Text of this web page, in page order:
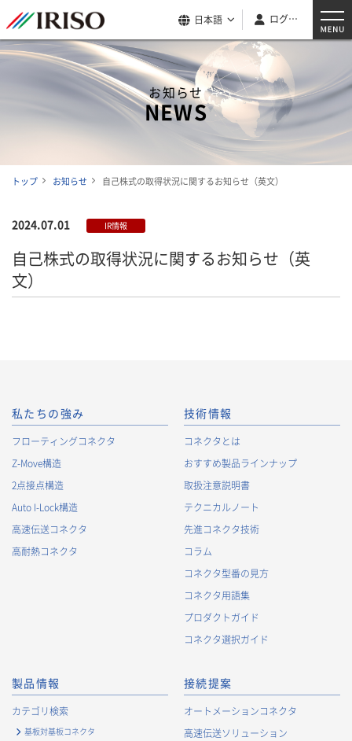
日本語 ログイン
お知らせ
NEWS
トップ お知らせ 自己株式の取得状況に関するお知らせ（英文）
2024.07.01 IR情報
自己株式の取得状況に関するお知らせ（英
文）
私たちの強み
フローティングコネクタ
Z-Move構造
2点接点構造
Auto I-Lock構造
高速伝送コネクタ
高耐熱コネクタ
技術情報
コネクタとは
おすすめ製品ラインナップ
取扱注意説明書
テクニカルノート
先進コネクタ技術
コラム
コネクタ型番の見方
コネクタ用語集
プロダクトガイド
コネクタ選択ガイド
製品情報
カテゴリ検索
基板対基板コネクタ
接続提案
オートメーションコネクタ
高速伝送ソリューション